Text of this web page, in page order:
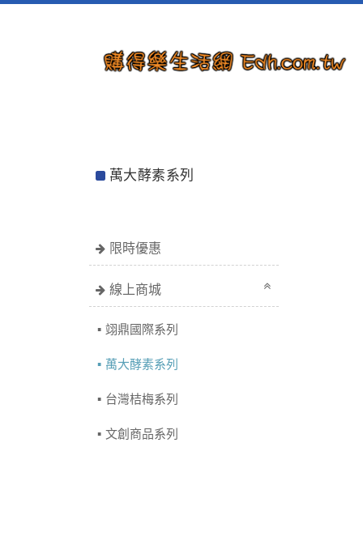
萬大酵素系列
限時優惠
線上商城
翊鼎國際系列
萬大酵素系列
台灣桔梅系列
文創商品系列